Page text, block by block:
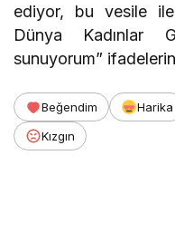
ediyor, bu vesile ile
Dünya Kadınlar
sunuyorum”
Beğendim Harika
Kızgın